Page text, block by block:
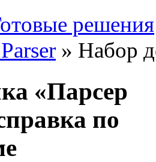
решения
» Набор
«Парсер
по